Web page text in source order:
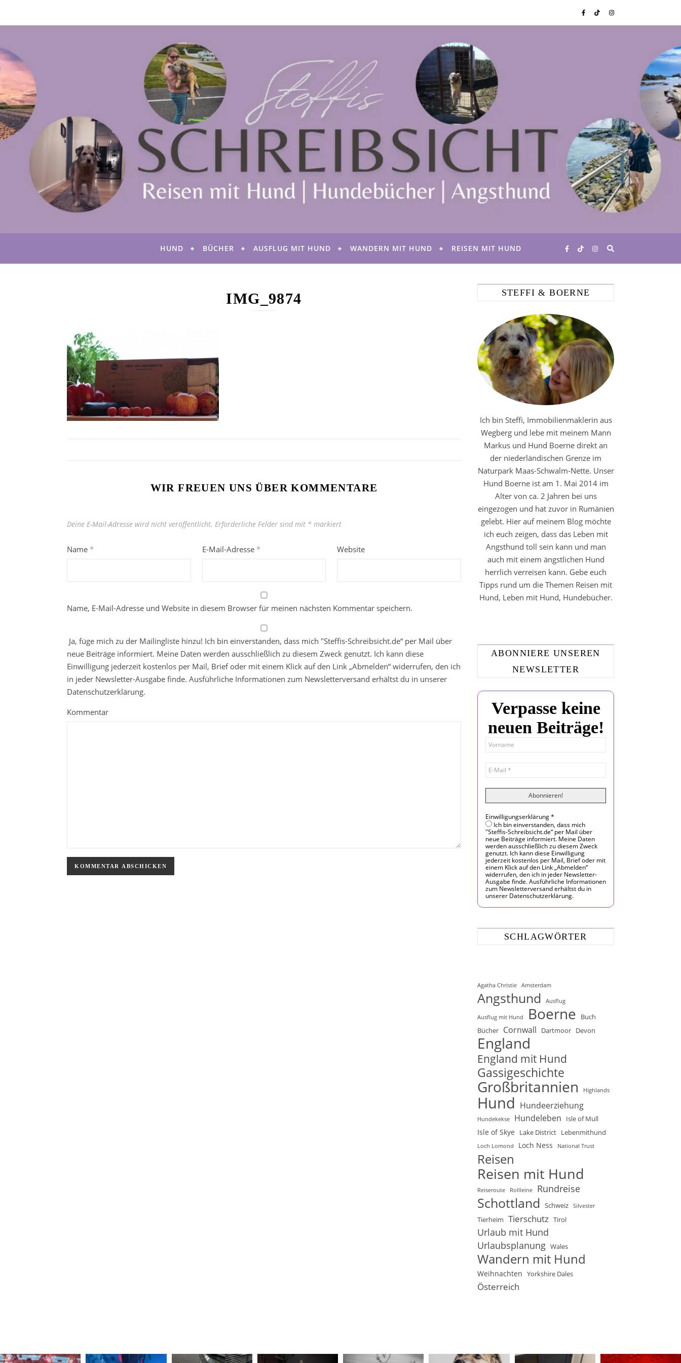
HUND BÜCHER AUSFLUG MIT HUND WANDERN MIT HUND REISEN MIT HUND
IMG_9874
WIR FREUEN UNS ÜBER KOMMENTARE
Deine E-Mail-Adresse wird nicht veröffentlicht. Erforderliche Felder sind mit * markiert
Name * E-Mail-Adresse * Website
Name, E-Mail-Adresse und Website in diesem Browser für meinen nächsten Kommentar speichern.
Ja, füge mich zu der Mailingliste hinzu! Ich bin einverstanden, dass mich "Steffis-Schreibsicht.de“ per Mail über
neue Beiträge informiert. Meine Daten werden ausschließlich zu diesem Zweck genutzt. Ich kann diese
Einwilligung jederzeit kostenlos per Mail, Brief oder mit einem Klick auf den Link „Abmelden“ widerrufen, den ich
in jeder Newsletter-Ausgabe finde. Ausführliche Informationen zum Newsletterversand erhältst du in unserer
Datenschutzerklärung.
Kommentar
STEFFI & BOERNE
Ich bin Steffi, Immobilienmaklerin aus
Wegberg und lebe mit meinem Mann
Markus und Hund Boerne direkt an
der niederländischen Grenze im
Naturpark Maas-Schwalm-Nette. Unser
Hund Boerne ist am 1. Mai 2014 im
Alter von ca. 2 Jahren bei uns
eingezogen und hat zuvor in Rumänien
gelebt. Hier auf meinem Blog möchte
ich euch zeigen, dass das Leben mit
Angsthund toll sein kann und man
auch mit einem ängstlichen Hund
herrlich verreisen kann. Gebe euch
Tipps rund um die Themen Reisen mit
Hund, Leben mit Hund, Hundebücher.
ABONNIERE UNSEREN
NEWSLETTER
Verpasse keine
neuen Beiträge!
Einwilligungserklärung*
Ich bin einverstanden, dass mich
"Steffis-Schreibsicht.de“ per Mail über
neue Beiträge informiert. Meine Daten
werden ausschließlich zu diesem Zweck
genutzt. Ich kann diese Einwilligung
jederzeit kostenlos per Mail, Brief oder mit
einem Klick auf den Link „Abmelden“
widerrufen, den ich in jeder Newsletter-
Ausgabe finde. Ausführliche Informationen
zum Newsletterversand erhältst du in
unserer Datenschutzerklärung.
SCHLAGWÖRTER
Agatha Christie Amsterdam
Angsthund Ausflug
Ausflug mit Hund Boerne
Buch
Bücher Cornwall Dartmoor Devon
England
England mit Hund
Gassigeschichte
Großbritannien Highlands
Hund Hundeerziehung
Hundekekse Hundeleben Isle of Mull
Isle of Skye Lake District Lebenmithund
Loch Lomond Loch Ness National Trust
Reisen
Reisen mit Hund
Reiseroute Rollleine Rundreise
Schottland Schweiz Silvester
Tierheim Tierschutz Tirol
Urlaub mit Hund
Urlaubsplanung Wales
Wandern mit Hund
Weihnachten Yorkshire Dales
Österreich